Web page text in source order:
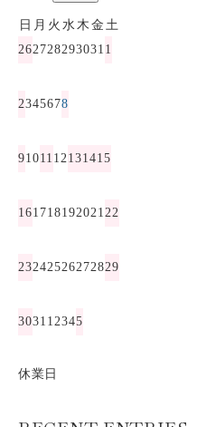
日 月 火 水木 金 土
262728293031 1
2345678
91011 12131415
16171819202122
23242526272829
3031 12345
休業日